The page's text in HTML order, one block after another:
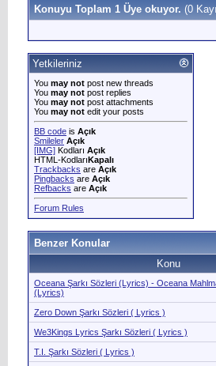
Konuyu Toplam 1 Üye okuyor. (0
Yetkileriniz
You may not post new threads
You may not post replies
You may not post attachments
You may not edit your posts
BB code is Açık
Smileler Açık
[IMG] Kodları Açık
HTML-KodlarıKapalı
Trackbacks are Açık
Pingbacks are Açık
Refbacks are Açık
Forum Rules
Benzer Konular
Konu
Oceana Şarkı Sözleri (Lyrics) - Oceana
(Lyrics)
Zero Down Şarkı Sözleri ( Lyrics )
We3Kings Lyrics Şarkı Sözleri ( Lyrics )
T.I. Şarkı Sözleri ( Lyrics )